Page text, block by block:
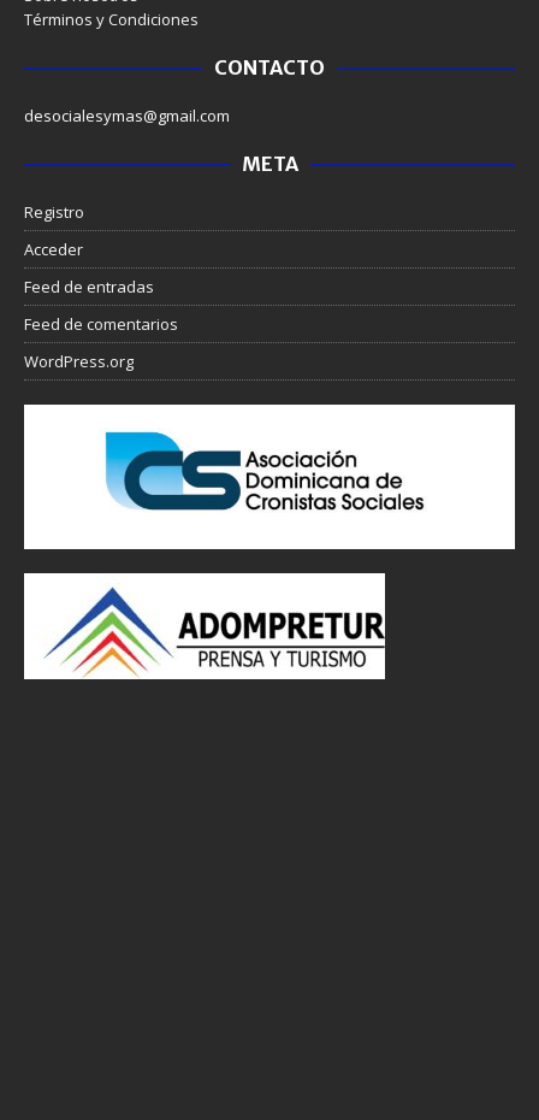
Términos y Condiciones
CONTACTO
desocialesymas@gmail.com
META
Registro
Acceder
Feed de entradas
Feed de comentarios
WordPress.org